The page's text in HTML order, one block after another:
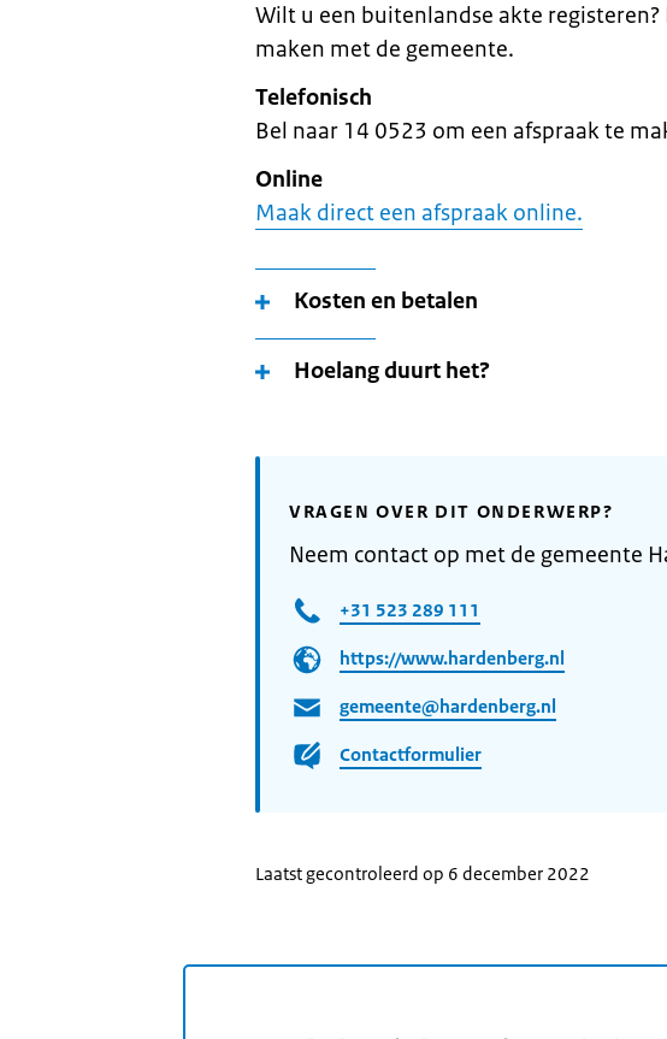
Wilt u een buitenlandse akte
maken met de gemeente.
Telefonisch
Bel naar 14 0523 om een afspraak te
Online
Maak direct een afspraak online.
Kosten en betalen
Hoelang duurt het?
VRAGEN OVER DIT ONDERWERP?
Neem contact op met de gemeente
+31 523 289 111
https://www.hardenberg.nl
gemeente@hardenberg.nl
Contactformulier
Laatst gecontroleerd op 6 december 2022